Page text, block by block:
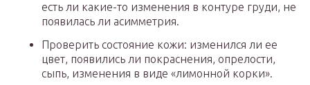
есть ли какие-то изменения в контуре груди, не
появилась ли асимметрия.
Проверить состояние кожи: изменился ли ее
цвет, появились ли покраснения, опрелости,
сыпь, изменения в виде «лимонной корки».